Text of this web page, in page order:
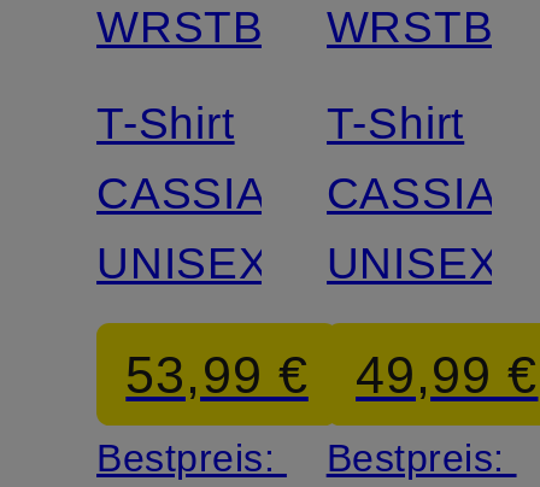
WRSTBHVR
T-Shirt
CASSIAN
UNISEX
53,99 €
Bestpreis:
T-Shirt
CASSIAN
UNISEX
49,99 €
Bestpreis: